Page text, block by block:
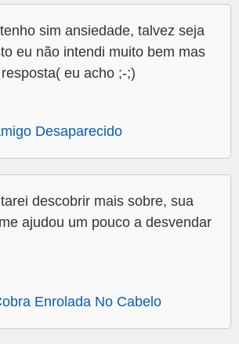
sim ansiedade, talvez seja
eu não intendi muito bem mas
eu acho ;-;)
Desaparecido
descobrir mais sobre, sua
ajudou um pouco a desvendar
Enrolada No Cabelo